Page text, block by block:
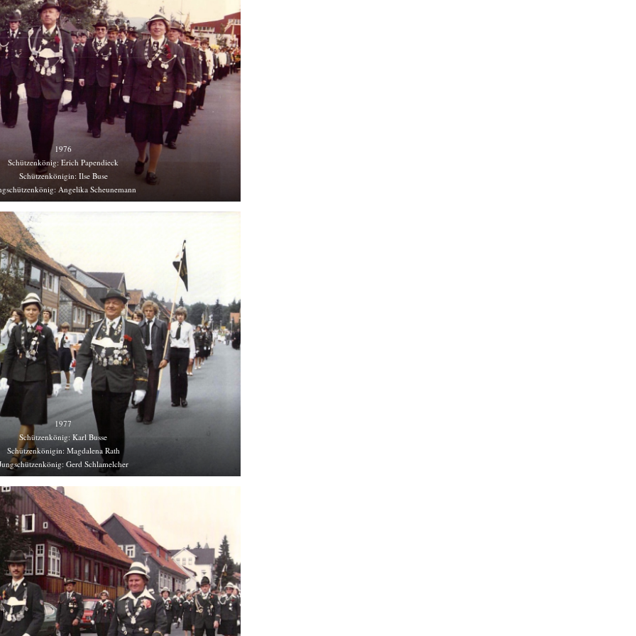
1976
Schützenkönig: Erich Papendieck
Schützenkönigin: Ilse Buse
Angelika Scheunemann
1977
Schützenkönig: Karl Busse
Schützenkönigin: Magdalena Rath
Gerd Schlamelcher